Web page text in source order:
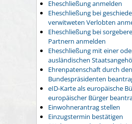
Eheschließung anmelden
Eheschließung bei
verwitweten Verlobten
Eheschließung bei
Partnern anmelden
Eheschließung mit einer
ausländischen
Ehrenpatenschaft durch den
Bundespräsidenten
eID-Karte als europäische
europäischer Bürger
Einwohnerantrag stellen
Einzugstermin bestätigen